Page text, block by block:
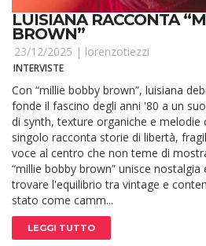
LUISIANA RACCONTA
BROWN”
23/12/2025 | lorenzotiezzi
INTERVISTE
Con “millie bobby brown”, luisiana
fonde il fascino degli anni '80 a un
di synth, texture organiche e melodie
singolo racconta storie di libertà,
voce al centro che non teme di
“millie bobby brown” unisce
trovare l'equilibrio tra vintage e
stato come camm...
LEGGI TUTTO